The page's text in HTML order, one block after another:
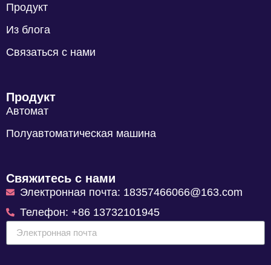
Продукт
Из блога
Связаться с нами
Продукт
Автомат
Полуавтоматическая машина
Свяжитесь с нами
Электронная почта: 18357466066@163.com
Телефон: +86 13732101945